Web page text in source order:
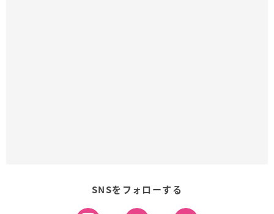
SNSをフォローする